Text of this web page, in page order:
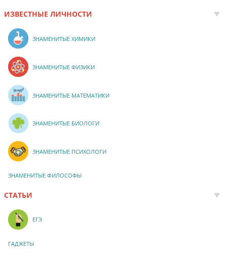
ИЗВЕСТНЫЕ ЛИЧНОСТИ
ЗНАМЕНИТЫЕ ХИМИКИ
ЗНАМЕНИТЫЕ ФИЗИКИ
ЗНАМЕНИТЫЕ МАТЕМАТИКИ
ЗНАМЕНИТЫЕ БИОЛОГИ
ЗНАМЕНИТЫЕ ПСИХОЛОГИ
ЗНАМЕНИТЫЕ ФИЛОСОФЫ
СТАТЬИ
ЕГЭ
ГАДЖЕТЫ